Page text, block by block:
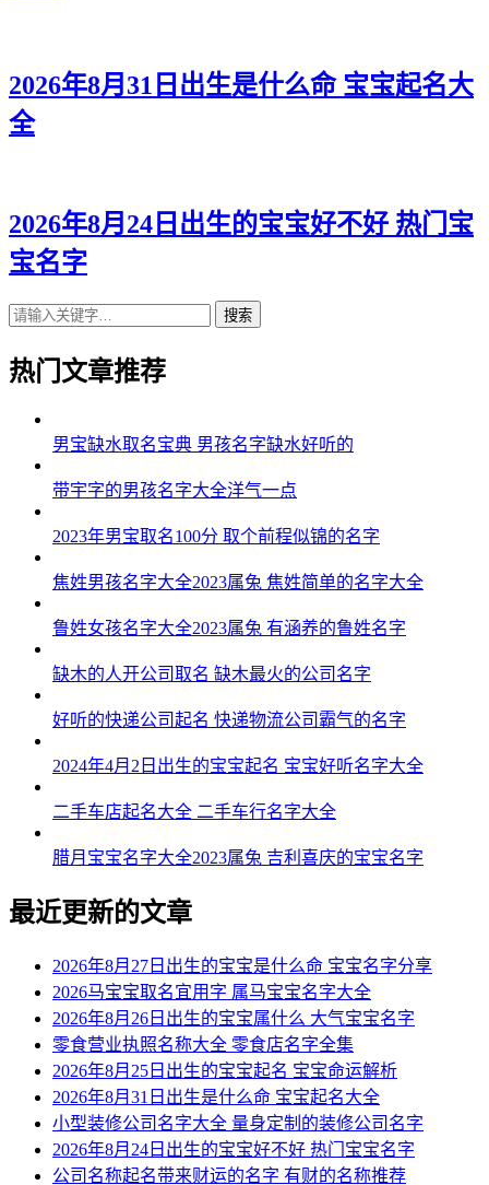
2026年8月31日出生是什么命 宝宝起名大
全
2026年8月24日出生的宝宝好不好 热门宝
宝名字
搜索
热门文章推荐
男宝缺水取名宝典 男孩名字缺水好听的
带宇字的男孩名字大全洋气一点
2023年男宝取名100分 取个前程似锦的名字
焦姓男孩名字大全2023属兔 焦姓简单的名字大全
鲁姓女孩名字大全2023属兔 有涵养的鲁姓名字
缺木的人开公司取名 缺木最火的公司名字
好听的快递公司起名 快递物流公司霸气的名字
2024年4月2日出生的宝宝起名 宝宝好听名字大全
二手车店起名大全 二手车行名字大全
腊月宝宝名字大全2023属兔 吉利喜庆的宝宝名字
最近更新的文章
2026年8月27日出生的宝宝是什么命 宝宝名字分享
2026马宝宝取名宜用字 属马宝宝名字大全
2026年8月26日出生的宝宝属什么 大气宝宝名字
零食营业执照名称大全 零食店名字全集
2026年8月25日出生的宝宝起名 宝宝命运解析
2026年8月31日出生是什么命 宝宝起名大全
小型装修公司名字大全 量身定制的装修公司名字
2026年8月24日出生的宝宝好不好 热门宝宝名字
公司名称起名带来财运的名字 有财的名称推荐